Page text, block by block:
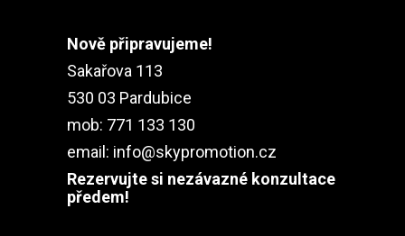
Nově připravujeme!
Sakařova 113
530 03 Pardubice
mob: 771 133 130
email: info@skypromotion.cz
Rezervujte si nezávazné konzultace
předem!